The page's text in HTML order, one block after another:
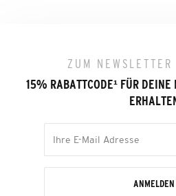
ZUM NEWSLETTER
15% RABATTCODE¹ FÜR DEINE
ANMELDEN